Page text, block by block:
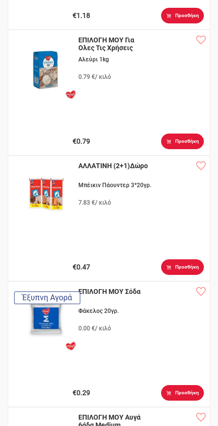
€1.18 Προσθήκη
ΕΠΙΛΟΓΗ ΜΟΥ Για
Ολες Τις Χρήσεις
Αλεύρι 1kg
0.79 €/ κιλό
€0.79 Προσθήκη
ΑΛΛΑΤΙΝΗ (2+1)Δώρο
Μπέικιν Πάουντερ 3*20γρ.
7.83 €/ κιλό
€0.47 Προσθήκη
Έξυπνη Αγορά
ΕΠΙΛΟΓΗ ΜΟΥ Σόδα
Φάκελος 20γρ.
0.00 €/ κιλό
€0.29 Προσθήκη
ΕΠΙΛΟΓΗ ΜΟΥ Αυγά